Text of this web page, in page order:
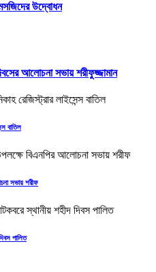
উদ্বোধন
আলোচনা সভায় শরীফুজ্জামান
বাতিল
সভায় শরীফ
পালিত